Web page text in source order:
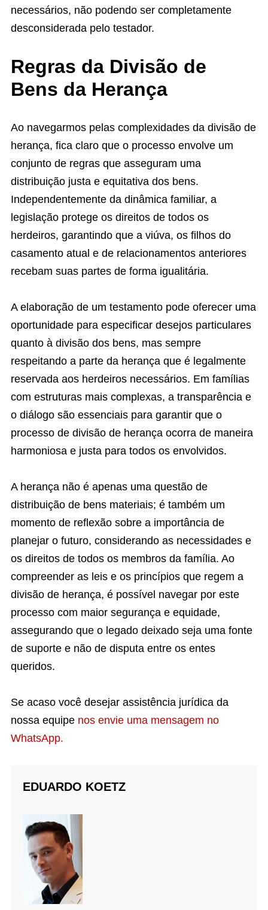
necessários, não podendo ser completamente
desconsiderada pelo testador.
Regras da Divisão de
Bens da Herança
Ao navegarmos pelas complexidades da divisão de
herança, fica claro que o processo envolve um
conjunto de regras que asseguram uma
distribuição justa e equitativa dos bens.
Independentemente da dinâmica familiar, a
legislação protege os direitos de todos os
herdeiros, garantindo que a viúva, os filhos do
casamento atual e de relacionamentos anteriores
recebam suas partes de forma igualitária.
A elaboração de um testamento pode oferecer uma
oportunidade para especificar desejos particulares
quanto à divisão dos bens, mas sempre
respeitando a parte da herança que é legalmente
reservada aos herdeiros necessários. Em famílias
com estruturas mais complexas, a transparência e
o diálogo são essenciais para garantir que o
processo de divisão de herança ocorra de maneira
harmoniosa e justa para todos os envolvidos.
A herança não é apenas uma questão de
distribuição de bens materiais; é também um
momento de reflexão sobre a importância de
planejar o futuro, considerando as necessidades e
os direitos de todos os membros da família. Ao
compreender as leis e os princípios que regem a
divisão de herança, é possível navegar por este
processo com maior segurança e equidade,
assegurando que o legado deixado seja uma fonte
de suporte e não de disputa entre os entes
queridos.
Se acaso você desejar assistência jurídica da
nossa equipe nos envie uma mensagem no
WhatsApp.
EDUARDO KOETZ